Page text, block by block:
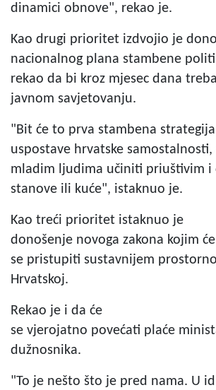
dinamici obnove", rekao je.
Kao drugi prioritet izdvojio je
nacionalnog plana stambene
rekao da bi kroz mjesec dana
javnom savjetovanju.
"Bit će to prva stambena
uspostave hrvatske
mladim ljudima učiniti priuštivim i
stanove ili kuće", istaknuo je.
Kao treći prioritet istaknuo je
donošenje novoga zakona kojim će
se pristupiti sustavnijem
Hrvatskoj.
Rekao je i da će
se vjerojatno povećati plaće
dužnosnika.
"To je nešto što je pred nama. U